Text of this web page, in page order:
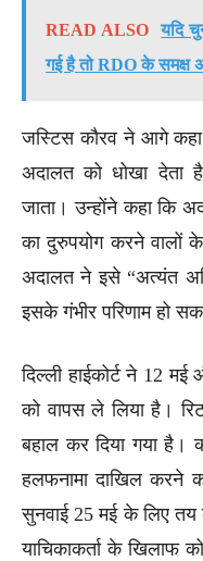
READ ALSO
यदि
गई है तो RDO के समक्ष
जस्टिस कौरव ने आगे कहा
अदालत को धोखा देता
जाता। उन्होंने कहा कि
का दुरुपयोग करने वालों
अदालत ने इसे “अत्यंत
इसके गंभीर परिणाम हो
दिल्ली हाईकोर्ट ने 12
को वापस ले लिया है।
बहाल कर दिया गया है।
हलफनामा दाखिल करने
सुनवाई 25 मई के लिए तय
याचिकाकर्ता के खिलाफ